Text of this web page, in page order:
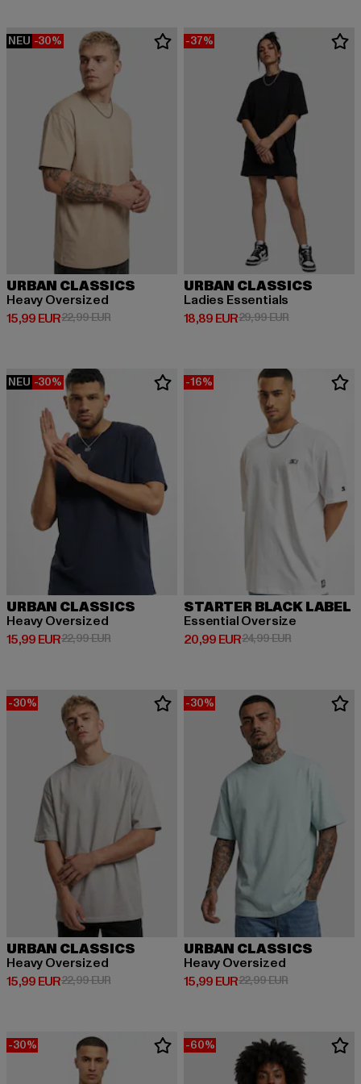
NEU -30%
URBAN CLASSICS
Heavy Oversized
15,99 EUR
Derzeitiger Preis: 15,99 EUR
22,99 EURAktionspreis: 22,99 EUR
-37%
URBAN CLASSICS
Ladies Essentials
18,89 EUR
Derzeitiger Preis: 18,89 EUR
29,99 EURAktionspreis:
NEU -30%
URBAN CLASSICS
Heavy Oversized
15,99 EUR
Derzeitiger Preis: 15,99 EUR
22,99 EURAktionspreis: 22,99 EUR
-16%
STARTER BLACK LABEL
Essential Oversize
20,99 EUR
Derzeitiger Preis: 20,99 EUR
24,99 EURAktionspreis:
-30%
URBAN CLASSICS
Heavy Oversized
15,99 EUR
Derzeitiger Preis: 15,99 EUR
22,99 EURAktionspreis: 22,99 EUR
-30%
URBAN CLASSICS
Heavy Oversized
15,99 EUR
Derzeitiger Preis: 15,99 EUR
22,99 EURAktionspreis:
-30% -60%